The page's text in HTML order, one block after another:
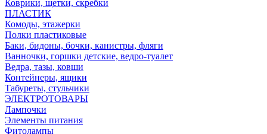
Коврики, щетки, скребки
ПЛАСТИК
Комоды, этажерки
Полки пластиковые
Баки, бидоны, бочки, канистры, фляги
Ванночки, горшки детские, ведро-туалет
Ведра, тазы, ковши
Контейнеры, ящики
Табуреты, стульчики
ЭЛЕКТРОТОВАРЫ
Лампочки
Элементы питания
Фитолампы